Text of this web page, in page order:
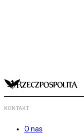
KONTAKT
O nas